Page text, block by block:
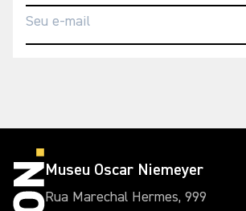
Museu Oscar Niemeyer
Rua Marechal Hermes, 999